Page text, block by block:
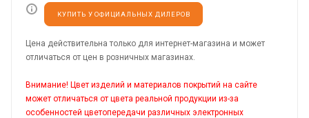
КУПИТЬ У ОФИЦИАЛЬНЫХ ДИЛЕРОВ
Цена действительна только для интернет-магазина и может
отличаться от цен в розничных магазинах.
Внимание! Цвет изделий и материалов покрытий на сайте
может отличаться от цвета реальной продукции из-за
особенностей цветопередачи различных электронных